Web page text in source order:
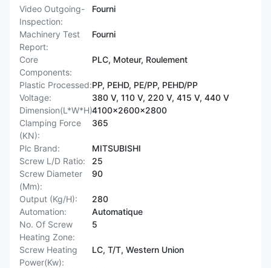
Video Outgoing-
Inspection:
Fourni
Machinery Test
Report:
Fourni
Core
Components:
PLC, Moteur, Roulement
Plastic Processed:PP, PEHD, PE/PP, PEHD/PP
Voltage:
380 V, 110 V, 220 V, 415 V, 440 V
Dimension(L*W*H):4100x2600x2800
Clamping Force
(KN):
365
Plc Brand:
MITSUBISHI
Screw L/D Ratio:
25
Screw Diameter
(Mm):
90
Output (Kg/H):
280
Automation:
Automatique
No. Of Screw
Heating Zone:
5
Screw Heating
Power(Kw):
LC, T/T, Western Union